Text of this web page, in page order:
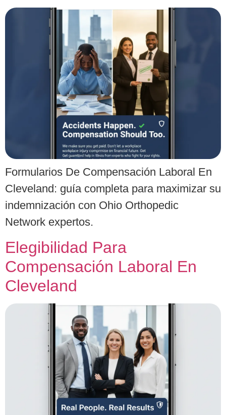
Formularios De Compensación Laboral En
Cleveland: guía completa para maximizar su
indemnización con Ohio Orthopedic
Network expertos.
Elegibilidad Para
Compensación Laboral En
Cleveland